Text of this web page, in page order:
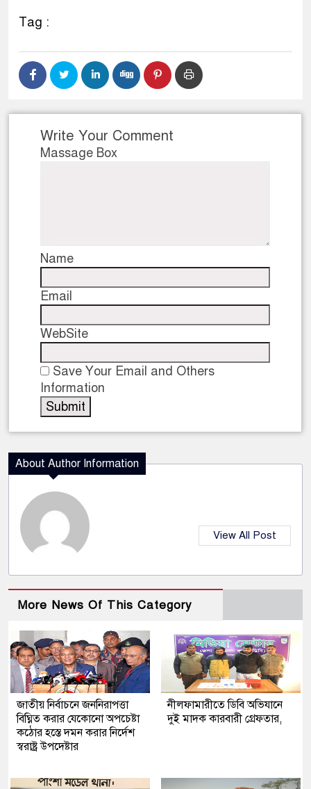
Tag :
Write Your Comment
Massage Box
Name
Email
WebSite
Save Your Email and Others
Information
About Author Information
View All Post
More News Of This Category
জাতীয় নির্বাচনে জননিরাপত্তা
বিঘ্নিত করার যেকোনো অপচেষ্টা
কঠোর হস্তে দমন করার নির্দেশ
স্বরাষ্ট্র উপদেষ্টার
নীলফামারীতে ডিবি অভিযানে
দুই মাদক কারবারী গ্রেফতার,